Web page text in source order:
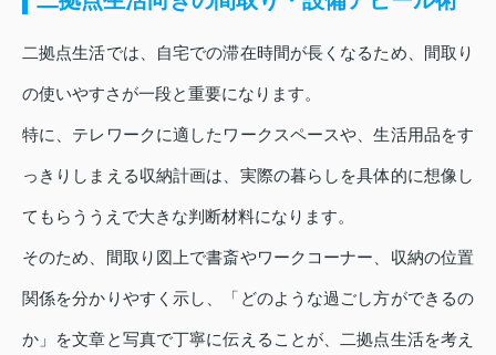
二拠点生活では、自宅での滞在時間が長くなるため、間取り
の使いやすさが一段と重要になります。
特に、テレワークに適したワークスペースや、生活用品をす
っきりしまえる収納計画は、実際の暮らしを具体的に想像し
てもらううえで大きな判断材料になります。
そのため、間取り図上で書斎やワークコーナー、収納の位置
関係を分かりやすく示し、「どのような過ごし方ができるの
か」を文章と写真で丁寧に伝えることが、二拠点生活を考え